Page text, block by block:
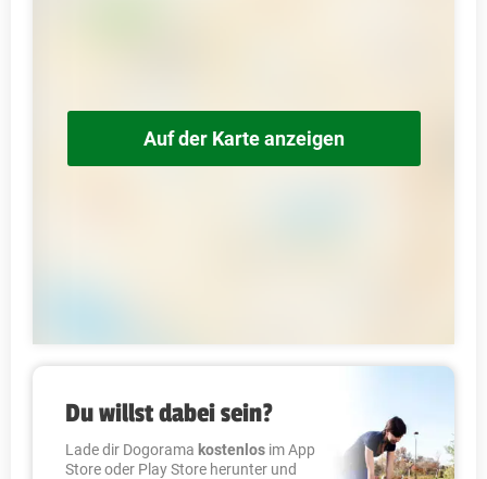
Auf der Karte anzeigen
Du willst dabei sein?
Lade dir Dogorama kostenlos im App
Store oder Play Store herunter und